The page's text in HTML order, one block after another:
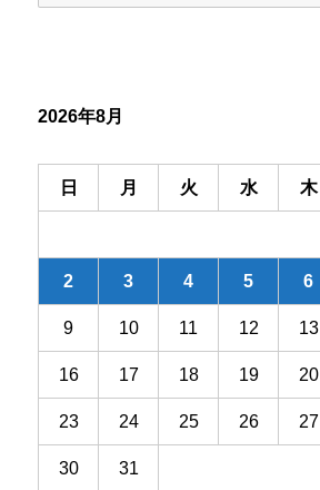
ン
索:
2026年8月
日 月 火 水 木
2 3 4 5 6
9 10 11 12 13
16 17 18 19 20
23 24 25 26 27
30 31